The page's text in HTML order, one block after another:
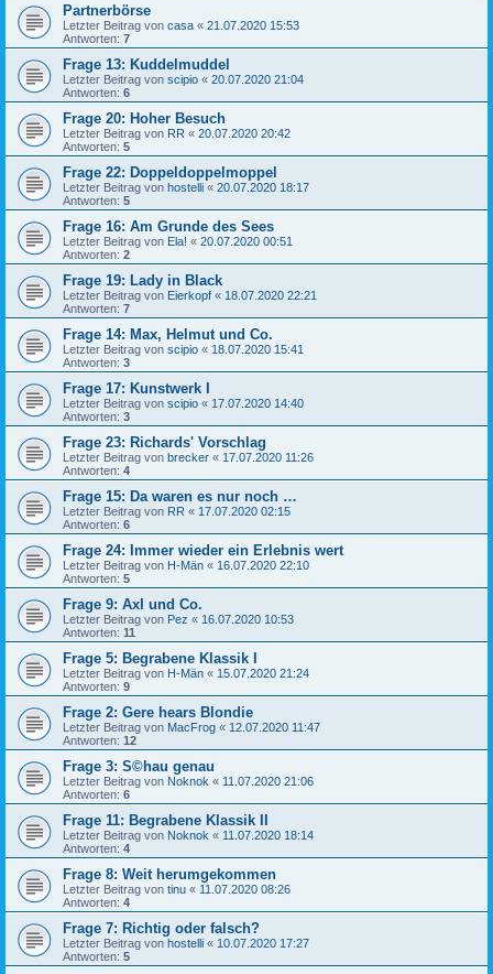
Partnerbörse
Letzter Beitrag von casa « 21.07.2020 15:53
Antworten: 7
Frage 13: Kuddelmuddel
Letzter Beitrag von scipio « 20.07.2020 21:04
Antworten: 6
Frage 20: Hoher Besuch
Letzter Beitrag von RR « 20.07.2020 20:42
Antworten: 5
Frage 22: Doppeldoppelmoppel
Letzter Beitrag von hostelli « 20.07.2020 18:17
Antworten: 5
Frage 16: Am Grunde des Sees
Letzter Beitrag von Ela! « 20.07.2020 00:51
Antworten: 2
Frage 19: Lady in Black
Letzter Beitrag von Eierkopf « 18.07.2020 22:21
Antworten: 7
Frage 14: Max, Helmut und Co.
Letzter Beitrag von scipio « 18.07.2020 15:41
Antworten: 3
Frage 17: Kunstwerk I
Letzter Beitrag von scipio « 17.07.2020 14:40
Antworten: 3
Frage 23: Richards' Vorschlag
Letzter Beitrag von brecker « 17.07.2020 11:26
Antworten: 4
Frage 15: Da waren es nur noch …
Letzter Beitrag von RR « 17.07.2020 02:15
Antworten: 6
Frage 24: Immer wieder ein Erlebnis wert
Letzter Beitrag von H-Män « 16.07.2020 22:10
Antworten: 5
Frage 9: Axl und Co.
Letzter Beitrag von Pez « 16.07.2020 10:53
Antworten: 11
Frage 5: Begrabene Klassik I
Letzter Beitrag von H-Män « 15.07.2020 21:24
Antworten: 9
Frage 2: Gere hears Blondie
Letzter Beitrag von MacFrog « 12.07.2020 11:47
Antworten: 12
Frage 3: S©hau genau
Letzter Beitrag von Noknok « 11.07.2020 21:06
Antworten: 6
Frage 11: Begrabene Klassik II
Letzter Beitrag von Noknok « 11.07.2020 18:14
Antworten: 4
Frage 8: Weit herumgekommen
Letzter Beitrag von tinu « 11.07.2020 08:26
Antworten: 4
Frage 7: Richtig oder falsch?
Letzter Beitrag von hostelli « 10.07.2020 17:27
Antworten: 5